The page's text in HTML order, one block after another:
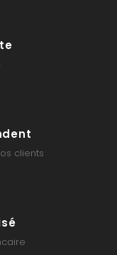
clients